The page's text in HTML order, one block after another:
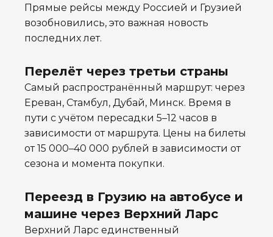
Прямые рейсы между Россией и Грузией
возобновились, это важная новость
последних лет.
Перелёт через третьи страны
Самый распространённый маршрут: через
Ереван, Стамбул, Дубай, Минск. Время в
пути с учётом пересадки 5–12 часов в
зависимости от маршрута. Цены на билеты
от 15 000–40 000 рублей в зависимости от
сезона и момента покупки.
Переезд в Грузию на автобусе и
машине через Верхний Ларс
Верхний Ларс единственный